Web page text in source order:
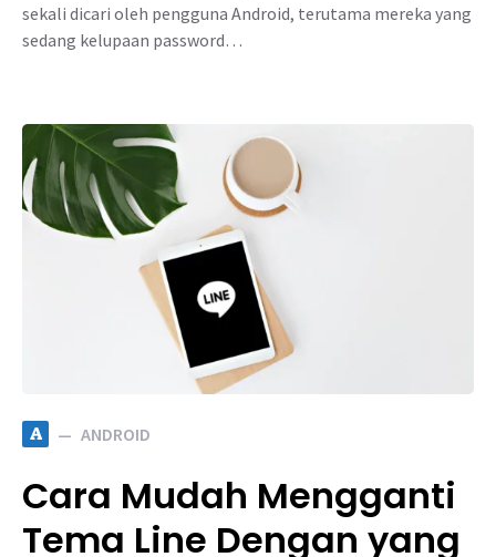
sekali dicari oleh pengguna Android, terutama mereka yang
sedang kelupaan password…
A ANDROID
Cara Mudah Mengganti
Tema Line Dengan yang